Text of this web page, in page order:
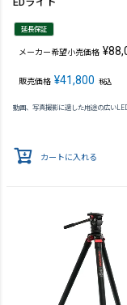
延長保証
メーカー希望小売価格 ¥
販売価格 ¥41,800 税込
動画、写真撮影に適した用途の広い
カートに入れる